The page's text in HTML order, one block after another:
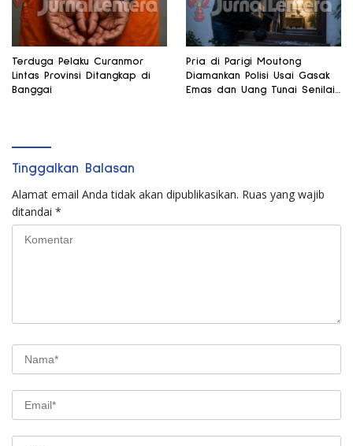
Terduga Pelaku Curanmor
Lintas Provinsi Ditangkap di
Banggai
Pria di Parigi Moutong
Diamankan Polisi Usai Gasak
Emas dan Uang Tunai Senilai
Tinggalkan Balasan
Alamat email Anda tidak akan dipublikasikan. Ruas yang wajib
ditandai *